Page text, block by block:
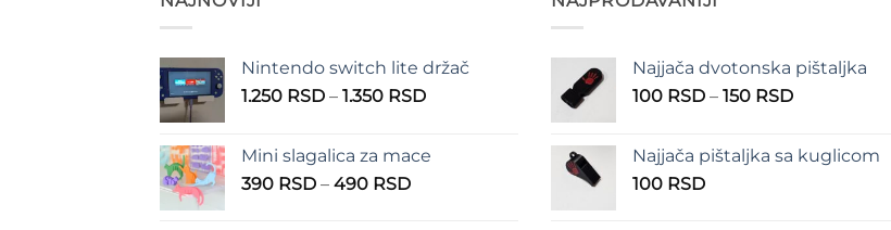
Nintendo switch lite držač
1.250 RSD – 1.350 RSDRaspon
1.250 RSD
Mini slagalica za mace
390 RSD – 490 RSDRaspon
Najjača dvotonska pištaljka
100 RSD – 150 RSDRaspon
100 RSD
Najjača pištaljka sa kuglicom
100 RSD